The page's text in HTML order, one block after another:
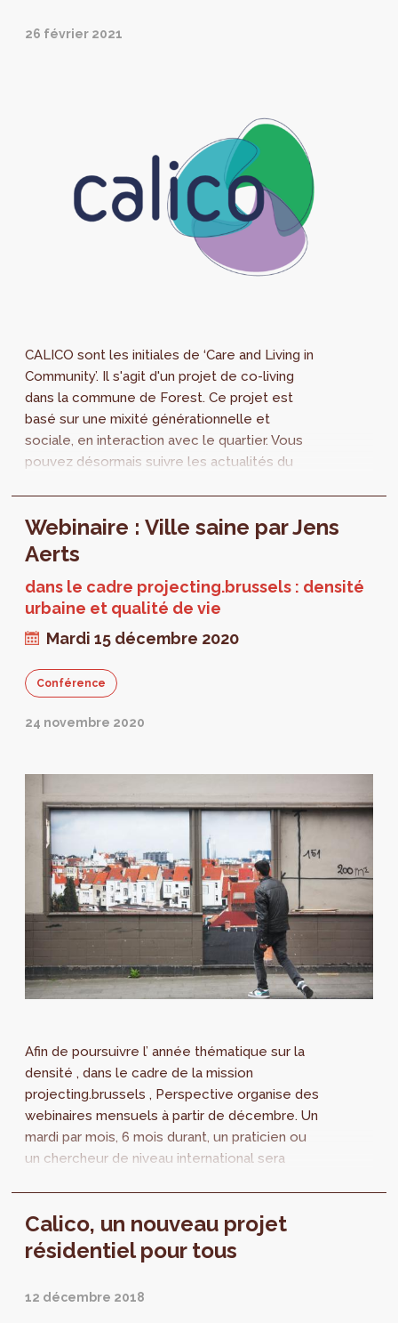
26 février 2021
CALICO sont les initiales de ‘Care and Living in
Community’. Il s'agit d'un projet de co-living
dans la commune de Forest. Ce projet est
basé sur une mixité générationnelle et
sociale, en interaction avec le quartier. Vous
pouvez désormais suivre les actualités du
Webinaire : Ville saine par Jens
Aerts
dans le cadre projecting.brussels : densité
urbaine et qualité de vie
Mardi 15 décembre 2020
Conférence
24 novembre 2020
Afin de poursuivre l’ année thématique sur la
densité , dans le cadre de la mission
projecting.brussels , Perspective organise des
webinaires mensuels à partir de décembre. Un
mardi par mois, 6 mois durant, un praticien ou
un chercheur de niveau international sera
Calico, un nouveau projet
résidentiel pour tous
12 décembre 2018